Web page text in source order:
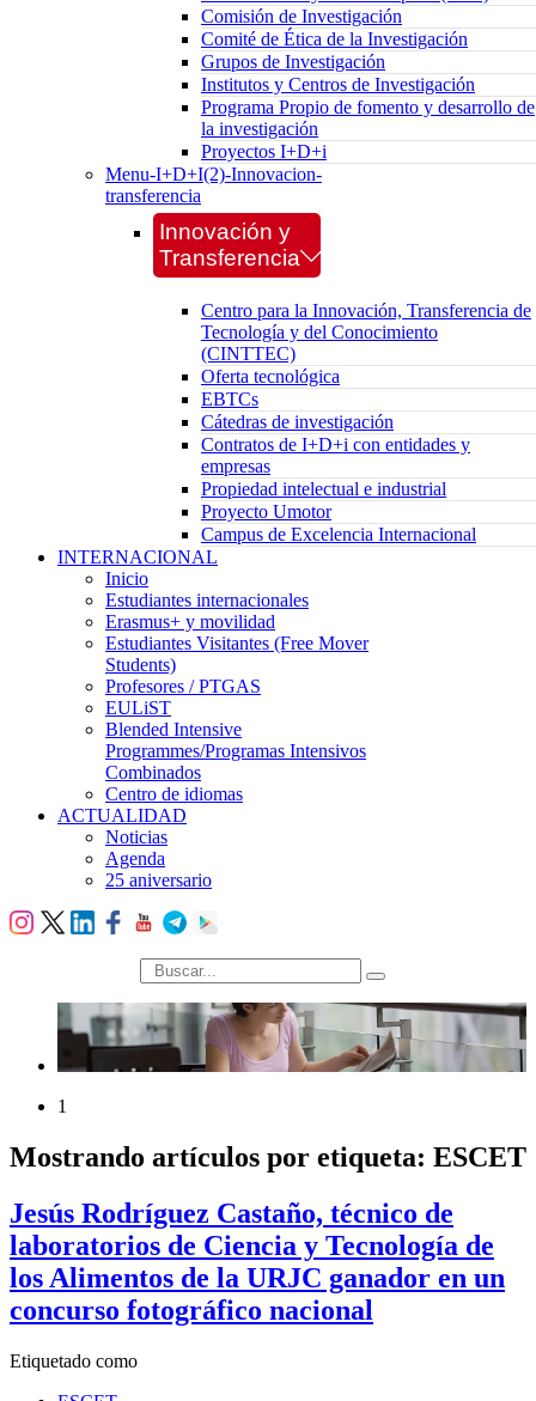
Comisión de Investigación
Comité de Ética de la Investigación
Grupos de Investigación
Institutos y Centros de Investigación
Programa Propio de fomento y desarrollo de
la investigación
Proyectos I+D+i
Menu-I+D+I(2)-Innovacion-
transferencia
Innovación y
Transferencia
Centro para la Innovación, Transferencia de
Tecnología y del Conocimiento
(CINTTEC)
Oferta tecnológica
EBTCs
Cátedras de investigación
Contratos de I+D+i con entidades y
empresas
Propiedad intelectual e industrial
Proyecto Umotor
Campus de Excelencia Internacional
INTERNACIONAL
Inicio
Estudiantes internacionales
Erasmus+ y movilidad
Estudiantes Visitantes (Free Mover
Students)
Profesores / PTGAS
EULiST
Blended Intensive
Programmes/Programas Intensivos
Combinados
Centro de idiomas
ACTUALIDAD
Noticias
Agenda
25 aniversario
búsqueda
1
Mostrando artículos por etiqueta: ESCET
Jesús Rodríguez Castaño, técnico de
laboratorios de Ciencia y Tecnología de
los Alimentos de la URJC ganador en un
concurso fotográfico nacional
Etiquetado como